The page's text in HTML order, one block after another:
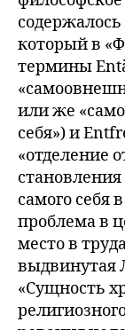
содержалось
который в
термины
или же
себя») и
«отделение
самого себя
проблема в
место в
выдвинутая
«Сущность